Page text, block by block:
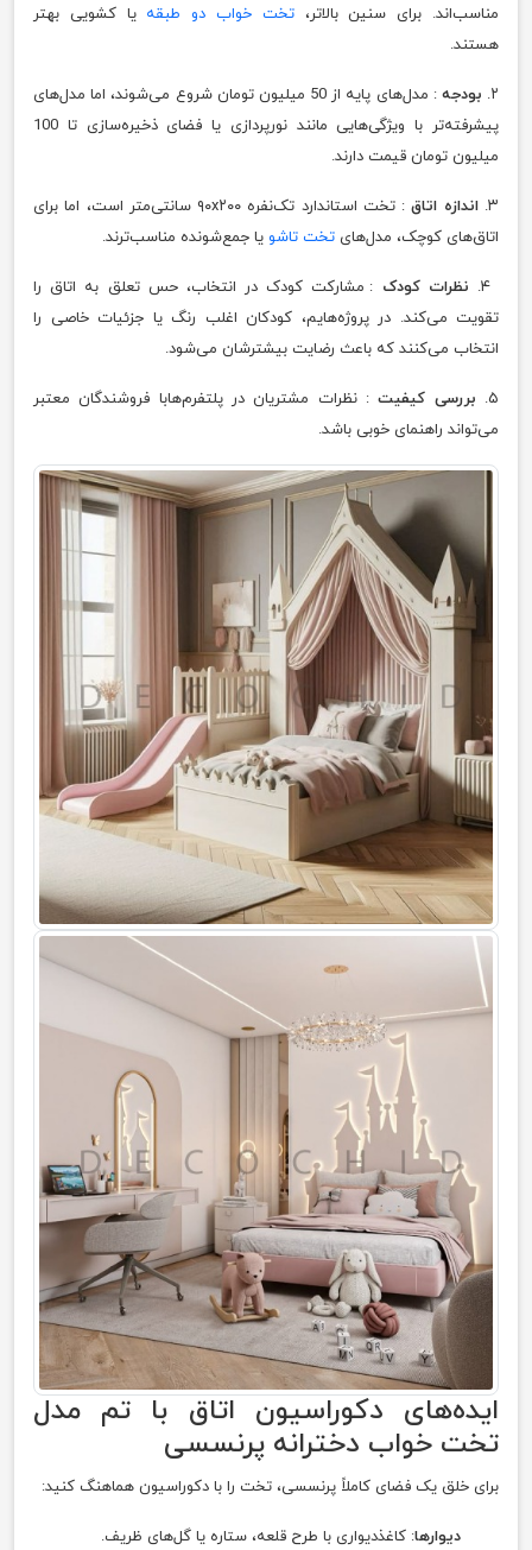
مناسب‌اند. برای سنین بالاتر،تخت‌ خواب دو طبقه یا کشویی بهتر
هستند.
۲. بودجه
: مدل‌های پایه از 50 میلیون تومان شروع می‌شوند، اما مدل‌های
پیشرفته‌تر با ویژگی‌هایی مانند نورپردازی یا فضای ذخیره‌سازی تا 100
میلیون تومان قیمت دارند.
۳. اندازه اتاق
: تخت استاندارد تک‌نفره ۹۰x۲۰۰ سانتی‌متر است، اما برای
اتاق‌های کوچک، مدل‌های تخت تاشو یا جمع‌شونده مناسب‌ترند.
۴. نظرات کودک : مشارکت کودک در انتخاب، حس تعلق به اتاق را
تقویت می‌کند. در پروژه‌هایم، کودکان اغلب رنگ یا جزئیات خاصی را
انتخاب می‌کنند که باعث رضایت بیشترشان می‌شود.
۵. بررسی کیفیت : نظرات مشتریان در پلتفرم‌هابا فروشندگان معتبر
می‌تواند راهنمای خوبی باشد.
ایده‌های دکوراسیون اتاق با تم مدل
تخت خواب دخترانه پرنسسی
برای خلق یک فضای کاملاً پرنسسی، تخت را با دکوراسیون هماهنگ کنید:
دیوارها: کاغذدیواری با طرح قلعه، ستاره یا گل‌های ظریف.